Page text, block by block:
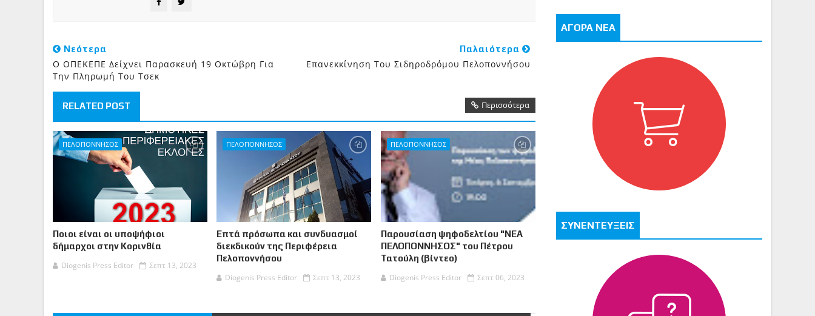
Νεότερα
Ο ΟΠΕΚΕΠΕ Δείχνει Παρασκευή 19 Οκτώβρη Για
Την Πληρωμή Του Τσεκ
Παλαιότερα
Επανεκκίνηση Του Σιδηροδρόμου Πελοποννήσου
RELATED POST Περισσότερα
ΠΕΛΟΠΟΝΝΗΣΟΣ
Ποιοι είναι οι υποψήφιοι
δήμαρχοι στην Κορινθία
Diogenis Press Editor
Σεπτ 13, 2023
ΠΕΛΟΠΟΝΝΗΣΟΣ
Επτά πρόσωπα και συνδυασμοί
διεκδικούν της Περιφέρεια
Πελοποννήσου
Diogenis Press Editor
Σεπτ 13, 2023
ΠΕΛΟΠΟΝΝΗΣΟΣ
Παρουσίαση ψηφοδελτίου "ΝΕΑ
ΠΕΛΟΠΟΝΝΗΣΟΣ" του Πέτρου
Τατούλη (βίντεο)
Diogenis Press Editor
Σεπτ 06, 2023
ΑΓΟΡΑ ΝΕΑ
ΣΥΝΕΝΤΕΥΞΕΙΣ